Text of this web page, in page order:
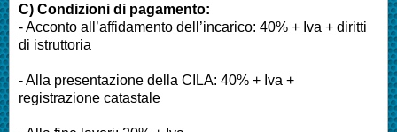
C) Condizioni di pagamento:
- Acconto all’affidamento dell’incarico: 40% + Iva + diritti
di istruttoria
- Alla presentazione della CILA: 40% + Iva +
registrazione catastale